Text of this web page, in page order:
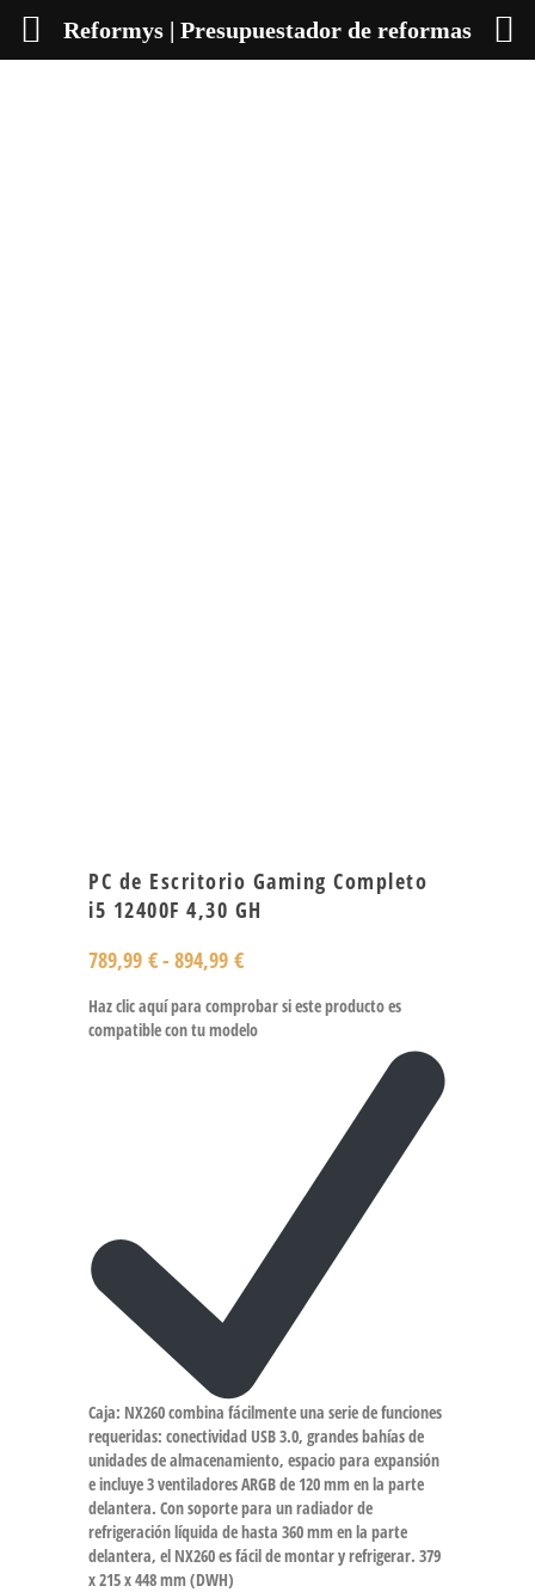
PC de Escritorio Gaming Completo
i5 12400F 4,30 GH
789,99 €- 894,99 €
Haz clic aquí para comprobar si este producto es
compatible con tu modelo
Caja: NX260 combina fácilmente una serie de funciones
requeridas: conectividad USB 3.0, grandes bahías de
unidades de almacenamiento, espacio para expansión
e incluye 3 ventiladores ARGB de 120 mm en la parte
delantera. Con soporte para un radiador de
refrigeración líquida de hasta 360 mm en la parte
delantera, el NX260 es fácil de montar y refrigerar. 379
x 215 x 448 mm (DWH)
Reformys | Presupuestador de reformas